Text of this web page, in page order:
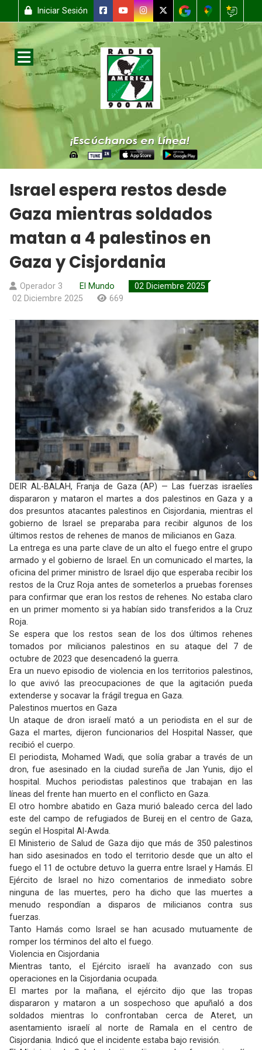
Iniciar Sesión
Israel espera restos desde
Gaza mientras soldados
matan a 4 palestinos en
Gaza y Cisjordania
Operador 3 El Mundo
02 Diciembre 2025
02 Diciembre 2025
669
DEIR AL-BALAH, Franja de Gaza (AP) — Las fuerzas israelíes
dispararon y mataron el martes a dos palestinos en Gaza y a
dos presuntos atacantes palestinos en Cisjordania, mientras el
gobierno de Israel se preparaba para recibir algunos de los
últimos restos de rehenes de manos de milicianos en Gaza.
La entrega es una parte clave de un alto el fuego entre el grupo
armado y el gobierno de Israel. En un comunicado el martes, la
oficina del primer ministro de Israel dijo que esperaba recibir los
restos de la Cruz Roja antes de someterlos a pruebas forenses
para confirmar que eran los restos de rehenes. No estaba claro
en un primer momento si ya habían sido transferidos a la Cruz
Roja.
Se espera que los restos sean de los dos últimos rehenes
tomados por milicianos palestinos en su ataque del 7 de
octubre de 2023 que desencadenó la guerra.
Era un nuevo episodio de violencia en los territorios palestinos,
lo que avivó las preocupaciones de que la agitación pueda
extenderse y socavar la frágil tregua en Gaza.
Palestinos muertos en Gaza
Un ataque de dron israelí mató a un periodista en el sur de
Gaza el martes, dijeron funcionarios del Hospital Nasser, que
recibió el cuerpo.
El periodista, Mohamed Wadi, que solía grabar a través de un
dron, fue asesinado en la ciudad sureña de Jan Yunis, dijo el
hospital. Muchos periodistas palestinos que trabajan en las
líneas del frente han muerto en el conflicto en Gaza.
El otro hombre abatido en Gaza murió baleado cerca del lado
este del campo de refugiados de Bureij en el centro de Gaza,
según el Hospital Al-Awda.
El Ministerio de Salud de Gaza dijo que más de 350 palestinos
han sido asesinados en todo el territorio desde que un alto el
fuego el 11 de octubre detuvo la guerra entre Israel y Hamás. El
Ejército de Israel no hizo comentarios de inmediato sobre
ninguna de las muertes, pero ha dicho que las muertes a
menudo respondían a disparos de milicianos contra sus
fuerzas.
Tanto Hamás como Israel se han acusado mutuamente de
romper los términos del alto el fuego.
Violencia en Cisjordania
Mientras tanto, el Ejército israelí ha avanzado con sus
operaciones en la Cisjordania ocupada.
El martes por la mañana, el ejército dijo que las tropas
dispararon y mataron a un sospechoso que apuñaló a dos
soldados mientras lo confrontaban cerca de Ateret, un
asentamiento israelí al norte de Ramala en el centro de
Cisjordania. Indicó que el incidente estaba bajo revisión.